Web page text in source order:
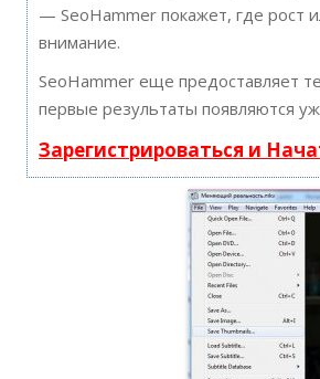
— SeoHammer покажет, где рост
внимание.
SeoHammer еще предоставляет
первые результаты появляются
Зарегистрироваться и